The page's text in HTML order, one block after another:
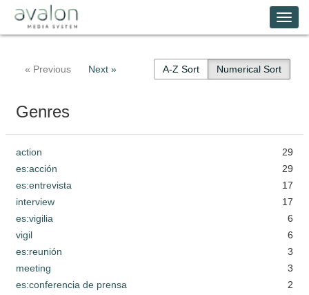
main
« Previous Next » A-Z Sort Numerical Sort
Genres
action
29
es:acción
29
es:entrevista
17
interview
17
es:vigilia
6
vigil
6
es:reunión
3
meeting
3
es:conferencia de prensa
2